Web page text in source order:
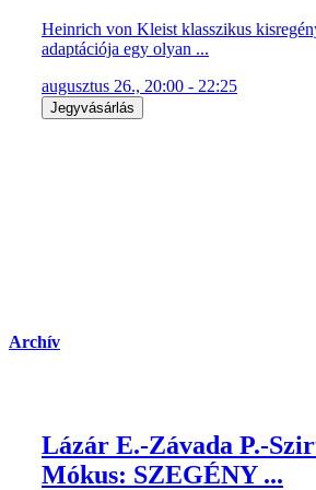
Heinrich von Kleist klasszikus
adaptációja egy olyan ...
augusztus 26., 20:00 - 22:25
Jegyvásárlás
Archív
Lázár E.-Závada P.-
Mókus: SZEGÉNY ...